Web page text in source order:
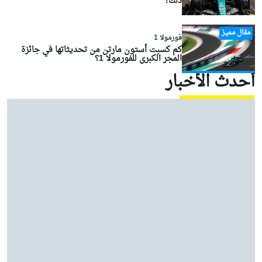
مقال مميز فورمولا 1
كم كسبت أستون مارتن من تحديثاتها في جائزة
المجر الكبرى للفورمولا 1؟
أحدث الأخبار